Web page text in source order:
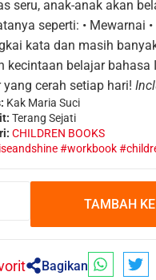
seru, anak-anak akan
seperti: • Mewarnai
kata dan masih
kecintaan belajar
yang cerah setiap hari!
Kak Maria Suci
Terang Sejati
CHILDREN BOOKS
#workbook
TAMBAH
Bagikan